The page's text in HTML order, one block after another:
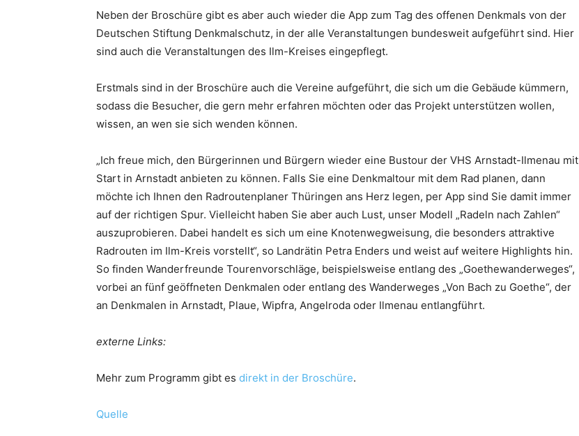
Neben der Broschüre gibt es aber auch wieder die App zum Tag des offenen Denkmals von der
Deutschen Stiftung Denkmalschutz, in der alle Veranstaltungen bundesweit aufgeführt sind. Hier
sind auch die Veranstaltungen des Ilm-Kreises eingepflegt.
Erstmals sind in der Broschüre auch die Vereine aufgeführt, die sich um die Gebäude kümmern,
sodass die Besucher, die gern mehr erfahren möchten oder das Projekt unterstützen wollen,
wissen, an wen sie sich wenden können.
„Ich freue mich, den Bürgerinnen und Bürgern wieder eine Bustour der VHS Arnstadt-Ilmenau mit
Start in Arnstadt anbieten zu können. Falls Sie eine Denkmaltour mit dem Rad planen, dann
möchte ich Ihnen den Radroutenplaner Thüringen ans Herz legen, per App sind Sie damit immer
auf der richtigen Spur. Vielleicht haben Sie aber auch Lust, unser Modell „Radeln nach Zahlen“
auszuprobieren. Dabei handelt es sich um eine Knotenwegweisung, die besonders attraktive
Radrouten im Ilm-Kreis vorstellt“, so Landrätin Petra Enders und weist auf weitere Highlights hin.
So finden Wanderfreunde Tourenvorschläge, beispielsweise entlang des „Goethewanderweges“,
vorbei an fünf geöffneten Denkmalen oder entlang des Wanderweges „Von Bach zu Goethe“, der
an Denkmalen in Arnstadt, Plaue, Wipfra, Angelroda oder Ilmenau entlangführt.
externe Links:
Mehr zum Programm gibt es direkt in der Broschüre.
Quelle